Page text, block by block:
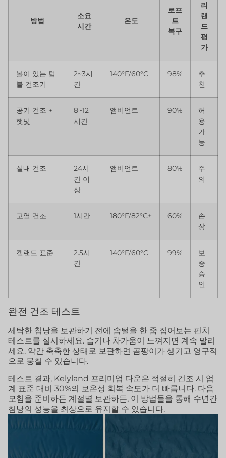
방법
소요
시간
온도
로프
트
복구
리
랜
드
평
가
볼이 있는 텀
블 건조기
2~3시
간
140°F/60°C 98%
추
천
공기 건조 +
햇빛
8~12
시간
앰비언트 90%
허
용
가
능
실내 건조
24시
간 이
상
앰비언트 80%
주
의
고열 건조 1시간 180°F/82°C+ 60%
손
상
켈랜드 표준
2.5시
간
140°F/60°C 99%
보
증
승
인
완전 건조 테스트
세탁한 침낭을 보관하기 전에 솜털을 한 줌 집어보는 핀치
테스트를 실시하세요. 습기나 차가움이 느껴지면 계속 말리
세요. 약간 축축한 상태로 보관하면 곰팡이가 생기고 영구적
으로 뭉칠 수 있습니다.
테스트 결과, Kelyland 프리미엄 다운은 적절히 건조 시 업
계 표준 대비 30%의 보온성 회복 속도가 더 빠릅니다. 다음
모험을 준비하든 계절별 보관하든, 이 방법들을 통해 수년간
침낭의 성능을 최상으로 유지할 수 있습니다.